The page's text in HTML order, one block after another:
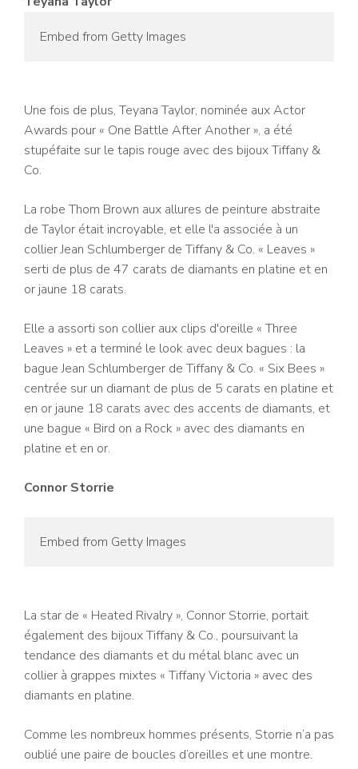
Embed from Getty Images
Une fois de plus, Teyana Taylor, nominée aux Actor
Awards pour « One Battle After Another », a été
stupéfaite sur le tapis rouge avec des bijoux Tiffany &
Co.
La robe Thom Brown aux allures de peinture abstraite
de Taylor était incroyable, et elle l'a associée à un
collier Jean Schlumberger de Tiffany & Co. « Leaves »
serti de plus de 47 carats de diamants en platine et en
or jaune 18 carats.
Elle a assorti son collier aux clips d'oreille « Three
Leaves » et a terminé le look avec deux bagues : la
bague Jean Schlumberger de Tiffany & Co. « Six Bees »
centrée sur un diamant de plus de 5 carats en platine et
en or jaune 18 carats avec des accents de diamants, et
une bague « Bird on a Rock » avec des diamants en
platine et en or.
Connor Storrie
Embed from Getty Images
La star de « Heated Rivalry », Connor Storrie, portait
également des bijoux Tiffany & Co., poursuivant la
tendance des diamants et du métal blanc avec un
collier à grappes mixtes « Tiffany Victoria » avec des
diamants en platine.
Comme les nombreux hommes présents, Storrie n’a pas
oublié une paire de boucles d’oreilles et une montre.